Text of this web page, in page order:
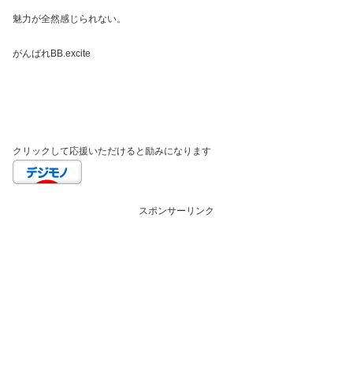
魅力が全然感じられない。
がんばれBB.excite
クリックして応援いただけると励みになります
スポンサーリンク